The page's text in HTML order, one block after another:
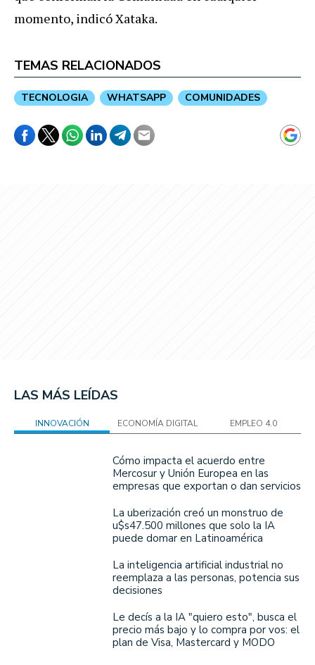
momento, indicó Xataka.
TEMAS RELACIONADOS
TECNOLOGIA WHATSAPP COMUNIDADES
LAS MÁS LEÍDAS
INNOVACIÓN ECONOMÍA DIGITAL EMPLEO 4.0
Cómo impacta el acuerdo entre
Mercosur y Unión Europea en las
empresas que exportan o dan servicios
La uberización creó un monstruo de
u$s47.500 millones que solo la IA
puede domar en Latinoamérica
La inteligencia artificial industrial no
reemplaza a las personas, potencia sus
decisiones
Le decís a la IA "quiero esto", busca el
precio más bajo y lo compra por vos: el
plan de Visa, Mastercard y MODO